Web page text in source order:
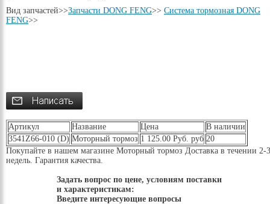
Вид запчастей>>Запчасти DONG FENG>> Система тормозная DONG
FENG>>
Артикул Название Цена
В наличии
3541Z66-010 (D) Моторный тормоз 1 125.00 Руб. руб 20
Покупайте в нашем магазине Моторный тормоз Доставка в течении 2-3
недель. Гарантия качества.
Задать вопрос по цене, условиям поставки
и характеристикам:
Введите интересующие вопросы